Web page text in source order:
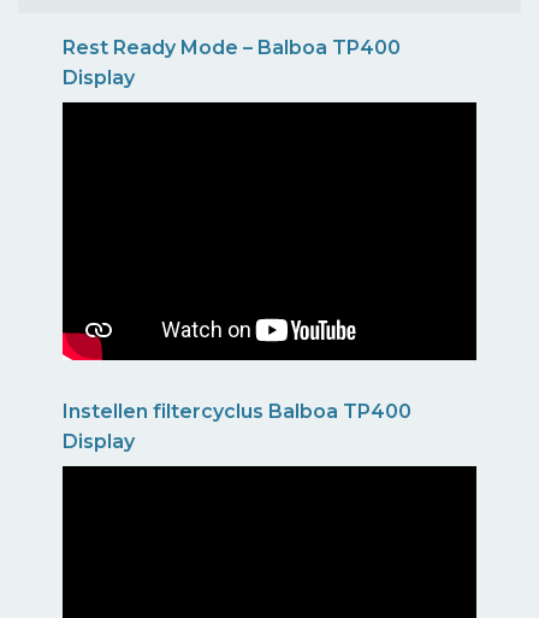
Rest Ready Mode – Balboa TP400
Display
Instellen filtercyclus Balboa TP400
Display